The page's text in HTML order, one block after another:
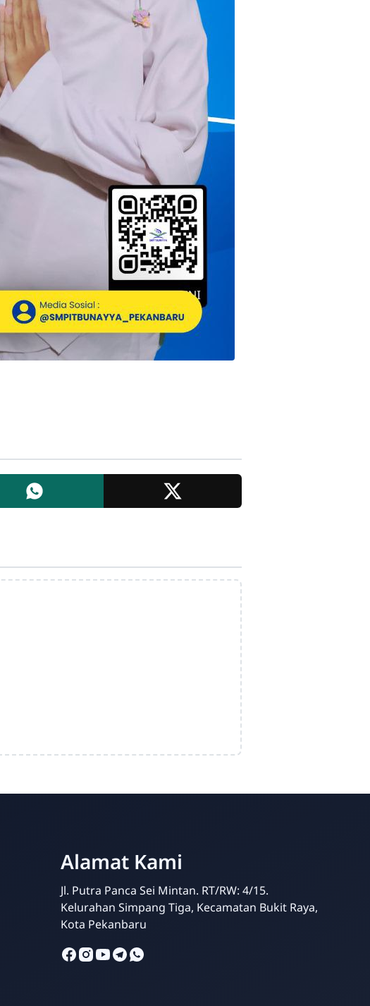
Alamat Kami
Jl. Putra Panca Sei Mintan. RT/RW: 4/15.
Kelurahan Simpang Tiga, Kecamatan Bukit Raya,
Kota Pekanbaru